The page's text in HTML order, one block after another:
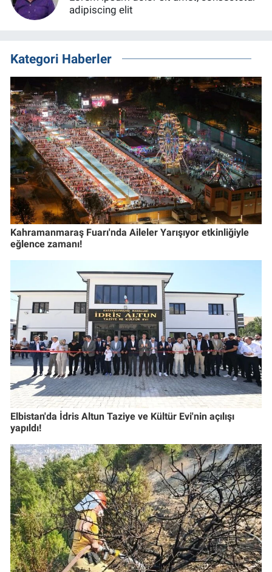
adipiscing elit
Kategori Haberler
Kahramanmaraş Fuarı'nda Aileler Yarışıyor etkinliğiyle
eğlence zamanı!
Elbistan'da İdris Altun Taziye ve Kültür Evi'nin açılışı
yapıldı!